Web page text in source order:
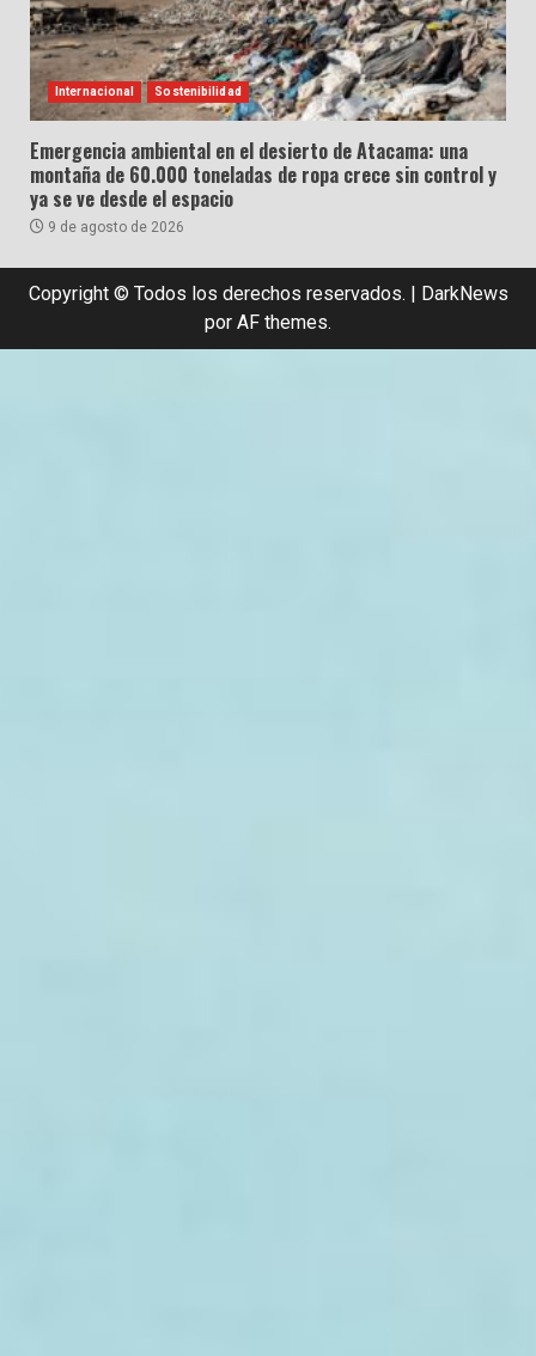
Internacional Sostenibilidad
Emergencia ambiental en el desierto de Atacama: una
montaña de 60.000 toneladas de ropa crece sin control y
ya se ve desde el espacio
9 de agosto de 2026
Copyright © Todos los derechos reservados. | DarkNews
por AF themes.